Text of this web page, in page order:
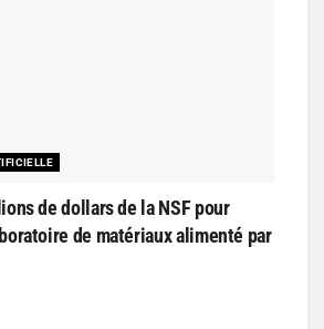
de dollars de la NSF pour
de matériaux alimenté par